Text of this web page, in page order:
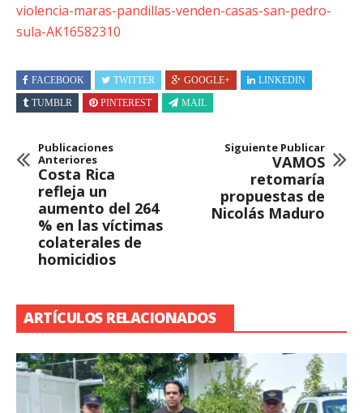
violencia-maras-pandillas-venden-casas-san-pedro-
sula-AK16582310
FACEBOOK TWITTER GOOGLE+
LINKEDIN
TUMBLR
PINTEREST MAIL
Publicaciones
Anteriores
Costa Rica
refleja un
aumento del 264
% en las víctimas
colaterales de
homicidios
Siguiente Publicar
VAMOS
retomaría
propuestas de
Nicolás Maduro
ARTÍCULOS RELACIONADOS